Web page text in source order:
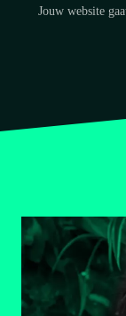
Jouw website